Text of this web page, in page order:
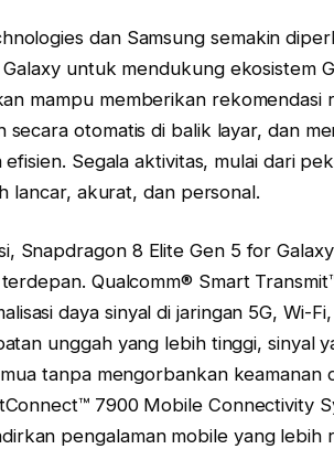
dan Samsung semakin
untuk mendukung ekosistem
mampu memberikan rekomendasi
otomatis di balik layar, dan
Segala aktivitas, mulai dari
lancar, akurat, dan personal.
Snapdragon 8 Elite Gen 5 for
Qualcomm® Smart
daya sinyal di jaringan 5G, Wi-
unggah yang lebih tinggi, sinyal
tanpa mengorbankan keamanan
7900 Mobile Connectivity
pengalaman mobile yang lebih